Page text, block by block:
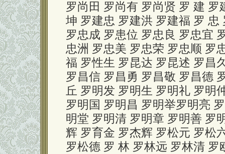
罗尚田 罗尚有 罗尚贤 罗 建
坤 罗建忠 罗建洪 罗建福 罗
罗忠成 罗患位 罗忠良 罗忠宜
忠洲 罗忠美 罗忠荣 罗忠顺 罗
福 罗性生 罗昆达 罗昆述 罗昌
罗昌信 罗昌勇 罗昌敬 罗昌德
丘 罗明发 罗明生 罗明礼 罗明
罗明国 罗明昌 罗明举罗明亮
明堂 罗明清 罗明章 罗明善 罗
辉 罗育金 罗杰辉 罗松元 罗松
罗松德 罗 林 罗林远 罗林清